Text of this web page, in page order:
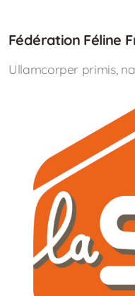
Fédération Féline
Ullamcorper primis,